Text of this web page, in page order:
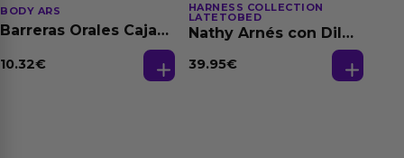
BODY ARS
Barreras Orales Caja
10.32€
HARNESS COLLECTION
LATETOBED
Nathy Arnés con Dildo
39.95€